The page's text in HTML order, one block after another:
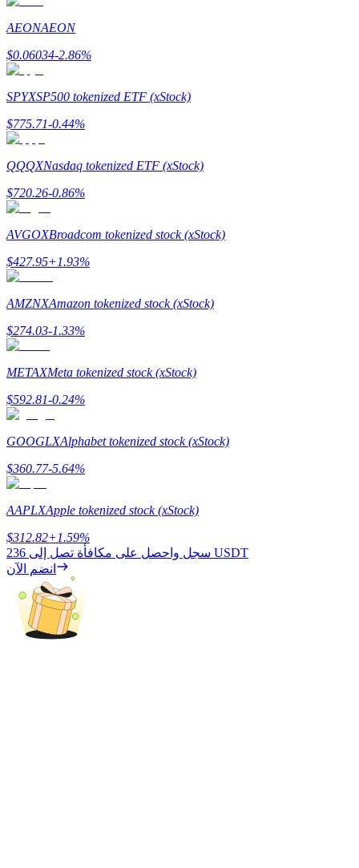
يكسب
خنزير الطاقة
احصل على مكافآت تنافسية يوميًا
التوقيع المساحي
عوائد عالية والوصول الفوري
Launchpool
الرهان المرن لكسب العملات الرقمية الشهيرة
AEONAEON
$0.06034-2.86%
SPYXSP500 tokenized ETF (xStock)
$775.71-0.44%
QQQXNasdaq tokenized ETF (xStock)
$720.26-0.86%
AVGOXBroadcom tokenized stock (xStock)
$427.95+1.93%
AMZNXAmazon tokenized stock (xStock)
$274.03-1.33%
METAXMeta tokenized stock (xStock)
$592.81-0.24%
GOOGLXAlphabet tokenized stock (xStock)
$360.77-5.64%
AAPLXApple tokenized stock (xStock)
$312.82+1.59%
سجل واحصل على مكافأة تصل إلى 236 USDT
انضم الآن